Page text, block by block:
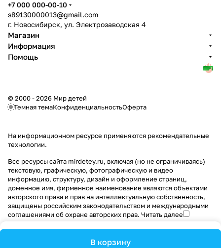
В корзину
+7 000 000-00-10
s89130000013@gmail.com
г. Новосибирск, ул. Электрозаводская 4
Магазин
Информация
Помощь
© 2000 - 2026 Мир детей
Темная темаКонфиденциальностьОферта
На информационном ресурсе применяются рекомендательные
технологии.
Все ресурсы сайта mirdetey.ru, включая (но не ограничиваясь)
текстовую, графическую, фотографическую и видео
информацию, структуру, дизайн и оформление страниц,
доменное имя, фирменное наименование являются объектами
авторского права и прав на интеллектуальную собственность,
защищены российским законодательством и международными
соглашениями об охране авторских прав. Читать далее